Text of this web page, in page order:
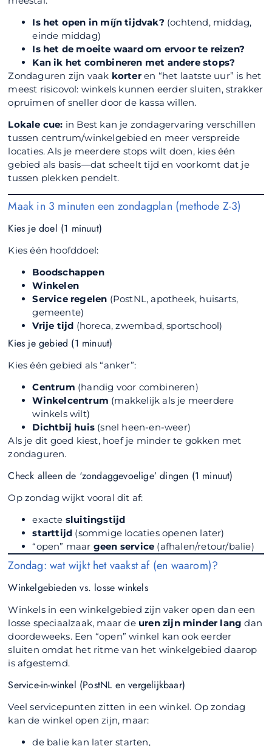
Is het open in míjn tijdvak? (ochtend, middag,
einde middag)
Is het de moeite waard om ervoor te reizen?
Kan ik het combineren met andere stops?
Zondaguren zijn vaak korteren “het laatste uur” is het
meest risicovol: winkels kunnen eerder sluiten, strakker
opruimen of sneller door de kassa willen.
Lokale cue: in Best kan je zondagervaring verschillen
tussen centrum/winkelgebied en meer verspreide
locaties. Als je meerdere stops wilt doen, kies één
gebied als basis—dat scheelt tijd en voorkomt dat je
tussen plekken pendelt.
Maak in 3 minuten een zondagplan (methode Z-3)
Kies je doel (1 minuut)
Kies één hoofddoel:
Boodschappen
Winkelen
Service regelen (PostNL, apotheek, huisarts,
gemeente)
Vrije tijd (horeca, zwembad, sportschool)
Kies je gebied (1 minuut)
Kies één gebied als “anker”:
Centrum (handig voor combineren)
Winkelcentrum (makkelijk als je meerdere
winkels wilt)
Dichtbij huis (snel heen-en-weer)
Als je dit goed kiest, hoef je minder te gokken met
zondaguren.
Check alleen de ‘zondaggevoelige’ dingen (1 minuut)
Op zondag wijkt vooral dit af:
exacte sluitingstijd
starttijd (sommige locaties openen later)
“open” maar geen service (afhalen/retour/balie)
Zondag: wat wijkt het vaakst af (en waarom)?
Winkelgebieden vs. losse winkels
Winkels in een winkelgebied zijn vaker open dan een
losse speciaalzaak, maar de uren zijn minder lang dan
doordeweeks. Een “open” winkel kan ook eerder
sluiten omdat het ritme van het winkelgebied daarop
is afgestemd.
Service-in-winkel (PostNL en vergelijkbaar)
Veel servicepunten zitten in een winkel. Op zondag
kan de winkel open zijn, maar:
de balie kan later starten,